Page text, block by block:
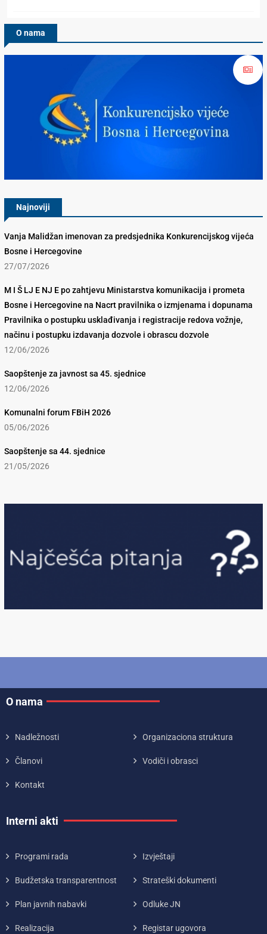
O nama
Najnoviji
Vanja Malidžan imenovan za predsjednika Konkurencijskog vijeća
Bosne i Hercegovine
27/07/2026
M I Š LJ E NJ E po zahtjevu Ministarstva komunikacija i prometa
Bosne i Hercegovine na Nacrt pravilnika o izmjenama i dopunama
Pravilnika o postupku usklađivanja i registracije redova vožnje,
načinu i postupku izdavanja dozvole i obrascu dozvole
12/06/2026
Saopštenje za javnost sa 45. sjednice
12/06/2026
Komunalni forum FBiH 2026
05/06/2026
Saopštenje sa 44. sjednice
21/05/2026
O nama
Nadležnosti Organizaciona struktura
Članovi Vodiči i obrasci
Kontakt
Interni akti
Programi rada Izvještaji
Budžetska transparentnost Strateški dokumenti
Plan javnih nabavki Odluke JN
Realizacija Registar ugovora